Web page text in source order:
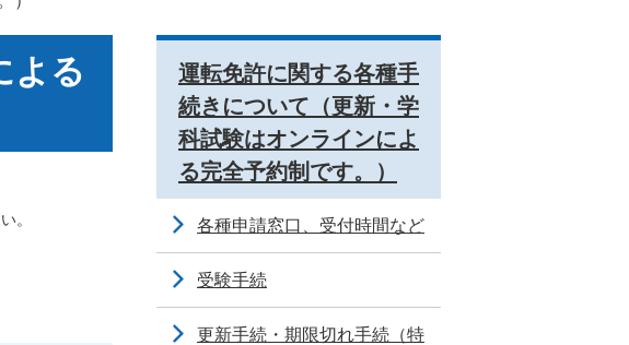
よる
。
運転免許に関する各種手
続きについて（更新・学
科試験はオンラインによ
る完全予約制です。）
各種申請窓口、受付時間など
受験手続
更新手続・期限切れ手続（特